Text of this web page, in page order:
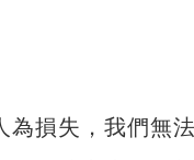
損失，我們無法